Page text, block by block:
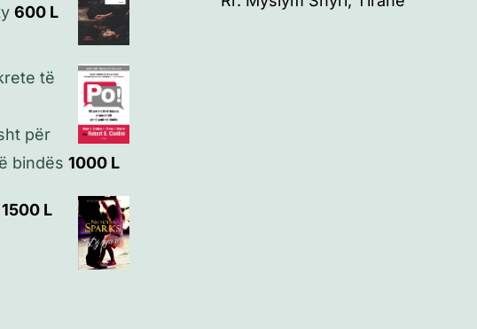
600 L
të
për
bindës 1000 L
1500 L